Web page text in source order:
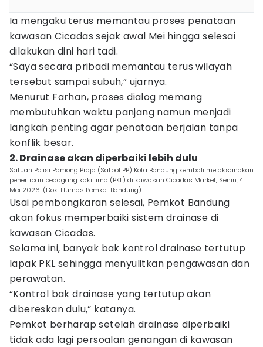
Ia mengaku terus memantau proses penataan
kawasan Cicadas sejak awal Mei hingga selesai
dilakukan dini hari tadi.
“Saya secara pribadi memantau terus wilayah
tersebut sampai subuh,” ujarnya.
Menurut Farhan, proses dialog memang
membutuhkan waktu panjang namun menjadi
langkah penting agar penataan berjalan tanpa
konflik besar.
2. Drainase akan diperbaiki lebih dulu
Satuan Polisi Pamong Praja (Satpol PP) Kota Bandung kembali melaksanakan
penertiban pedagang kaki lima (PKL) di kawasan Cicadas Market, Senin, 4
Mei 2026. (Dok. Humas Pemkot Bandung)
Usai pembongkaran selesai, Pemkot Bandung
akan fokus memperbaiki sistem drainase di
kawasan Cicadas.
Selama ini, banyak bak kontrol drainase tertutup
lapak PKL sehingga menyulitkan pengawasan dan
perawatan.
“Kontrol bak drainase yang tertutup akan
dibereskan dulu,” katanya.
Pemkot berharap setelah drainase diperbaiki
tidak ada lagi persoalan genangan di kawasan